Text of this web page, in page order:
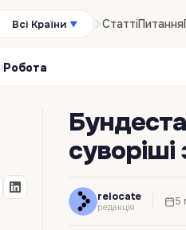
Всі Країни ▼ СтаттіПитання
›Робота
суворіші
relocate
редакція 5